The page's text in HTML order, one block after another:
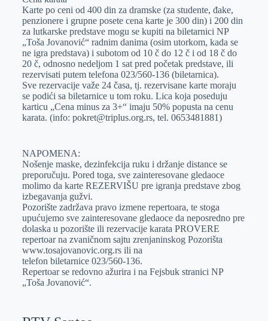
Karte po ceni od 400 din za dramske (za studente, đake,
penzionere i grupne posete cena karte je 300 din) i 200 din
za lutkarske predstave mogu se kupiti na biletarnici NP
„Toša Jovanović“ radnim danima (osim utorkom, kada se
ne igra predstava) i subotom od 10 č do 12 č i od 18 č do
20 č, odnosno nedeljom 1 sat pred početak predstave, ili
rezervisati putem telefona 023/560-136 (biletarnica).
Sve rezervacije važe 24 časa, tj. rezervisane karte moraju
se podići sa biletarnice u tom roku. Lica koja poseduju
karticu „Cena minus za 3+“ imaju 50% popusta na cenu
karata. (info: pokret@triplus.org.rs, tel. 0653481881)
NAPOMENA:
Nošenje maske, dezinfekcija ruku i držanje distance se
preporučuju. Pored toga, sve zainteresovane gledaoce
molimo da karte REZERVIŠU pre igranja predstave zbog
izbegavanja gužvi.
Pozorište zadržava pravo izmene repertoara, te stoga
upućujemo sve zainteresovane gledaoce da neposredno pre
dolaska u pozorište ili rezervacije karata PROVERE
repertoar na zvaničnom sajtu zrenjaninskog Pozorišta
www.tosajovanovic.org.rs ili na
telefon biletarnice 023/560-136.
Repertoar se redovno ažurira i na Fejsbuk stranici NP
„Toša Jovanović“.